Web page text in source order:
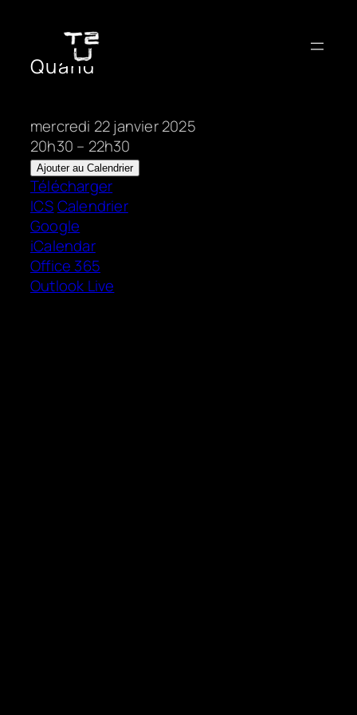
contenu
Quand
mercredi 22 janvier 2025
20h30 – 22h30
Ajouter au Calendrier
Télécharger
ICSCalendrier
Google
iCalendar
Office 365
Outlook Live